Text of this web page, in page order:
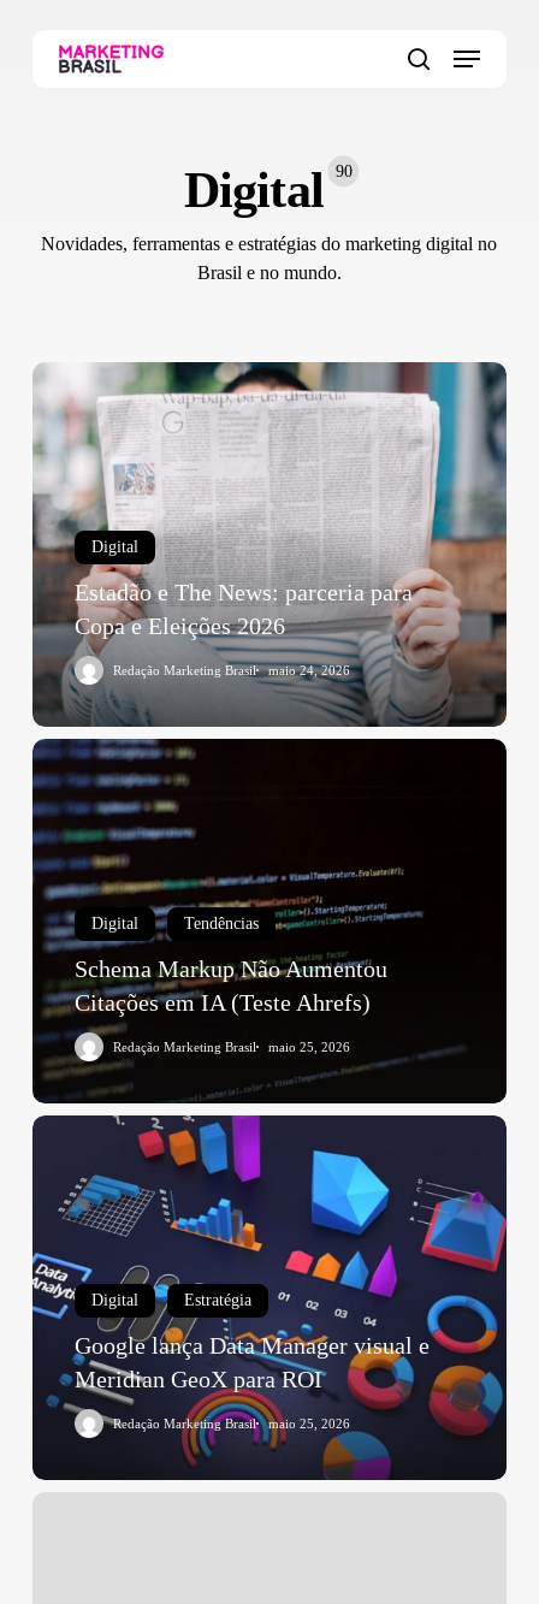
Menu
Digital 90
Novidades, ferramentas e estratégias do marketing digital no
Brasil e no mundo.
Digital
Estadão e The News: parceria para
Copa e Eleições 2026
Redação Marketing Brasil maio 24, 2026
Digital Tendências
Schema Markup Não Aumentou
Citações em IA (Teste Ahrefs)
Redação Marketing Brasil maio 25, 2026
Digital Estratégia
Google lança Data Manager visual e
Meridian GeoX para ROI
Redação Marketing Brasil maio 25, 2026